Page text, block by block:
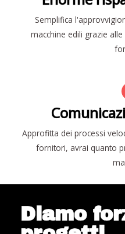
Semplifica
macchine edili grazie
Approfitta dei processi
fornitori, avrai quanto
Diamo